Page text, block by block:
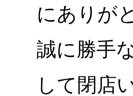
にありが
誠に勝手
して閉店